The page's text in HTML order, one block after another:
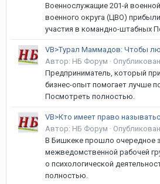
Военнослужащие 201-й
военного округа (ЦВО)
участия в командно-штабных
Автор: НБ Форум ·
Предприниматель, который
бизнес-опыт помогает лучше
Посмотреть полностью.
Автор: НБ Форум ·
В Бишкеке прошло очередное
межведомственной рабочей
о психологической
полностью.